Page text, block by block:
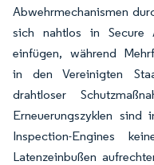
Abwehrmechanismen
sich nahtlos in Secure
einfügen, während
in den Vereinigten
drahtloser
Erneuerungszyklen
Inspection-Engines
Latenzeinbußen